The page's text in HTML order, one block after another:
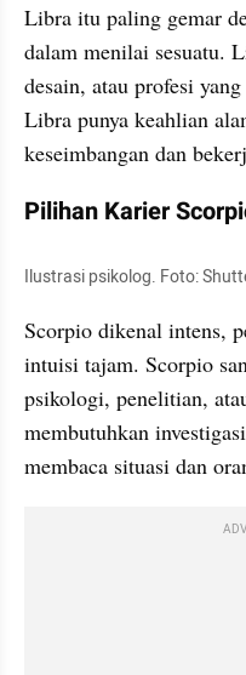
Libra itu paling gemar
dalam menilai sesuatu.
desain, atau profesi
Libra punya keahlian
keseimbangan dan
Pilihan Karier
Ilustrasi psikolog. Foto:
Scorpio dikenal intens,
intuisi tajam. Scorpio
psikologi, penelitian,
membutuhkan
membaca situasi dan